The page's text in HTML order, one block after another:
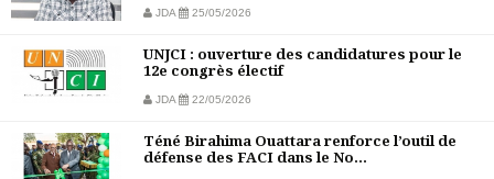
JDA 25/05/2026
UNJCI : ouverture des candidatures pour le
12e congrès électif
JDA 22/05/2026
Téné Birahima Ouattara renforce l’outil de
défense des FACI dans le No...